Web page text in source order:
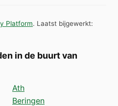
Platform. Laatst bijgewerkt:
in de buurt van
Ath
Beringen